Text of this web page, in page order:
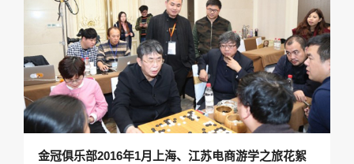
金冠俱乐部2016年1月上海、江苏电商游学之旅花絮